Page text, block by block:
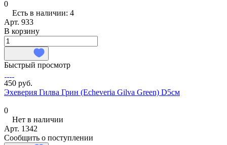
0
Есть в наличии: 4
Арт. 933
В корзину
Быстрый просмотр
450 руб.
Эхеверия Гилва Грин (Echeveria Gilva Green) D5см
0
Нет в наличии
Арт. 1342
Сообщить о поступлении